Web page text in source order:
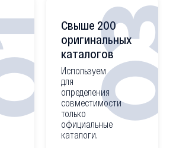
Свыше 200
оригинальных
каталогов
Используем
для
определения
совместимости
только
официальные
каталоги.